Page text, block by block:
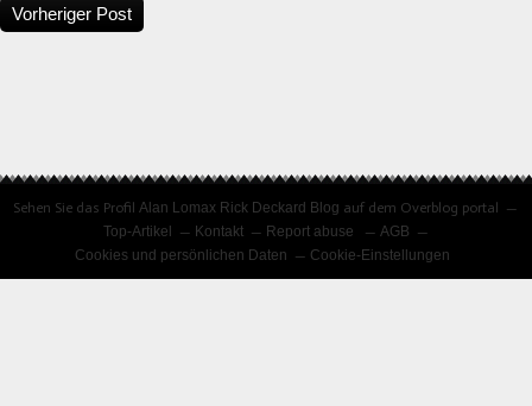
Vorheriger Post
Sehen Sie das ProfilAlan Lomax Rick Deckard Blog auf dem Overblog portal
Top-Artikel
Kontakt Report abuse
AGB
Cookies und persönlichen Daten
Cookie-Einstellungen